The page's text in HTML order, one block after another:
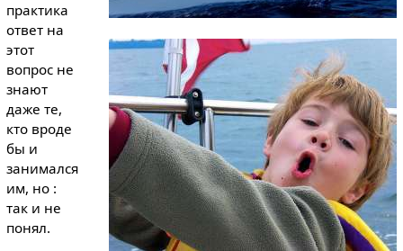
практика
ответ на
этот
вопрос не
знают
даже те,
кто вроде
бы и
занимался
им, но :
так и не
понял.